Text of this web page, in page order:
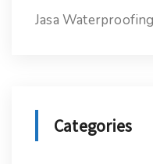
Jasa
Categories